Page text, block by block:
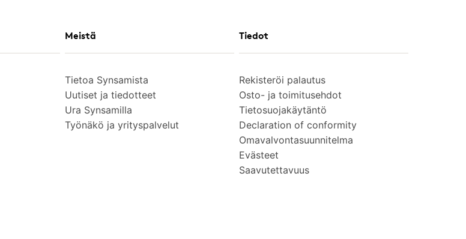
Meistä
Tietoa Synsamista
Uutiset ja tiedotteet
Ura Synsamilla
Työnäkö ja yrityspalvelut
Tiedot
Rekisteröi palautus
Osto- ja toimitusehdot
Tietosuojakäytäntö
Declaration of conformity
Omavalvontasuunnitelma
Evästeet
Saavutettavuus